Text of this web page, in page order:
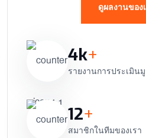
ดูผลงานของ
4k+
รายงานการประเมิ
12+
สมาชิกในทีมของเรา